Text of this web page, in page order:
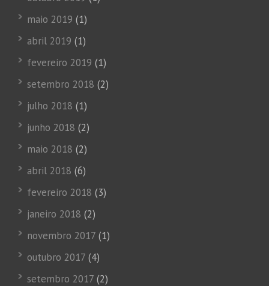
maio 2019 (1)
abril 2019 (1)
fevereiro 2019 (1)
setembro 2018 (2)
julho 2018 (1)
junho 2018 (2)
maio 2018 (2)
abril 2018 (6)
fevereiro 2018 (3)
janeiro 2018 (2)
novembro 2017 (1)
outubro 2017 (4)
setembro 2017 (2)